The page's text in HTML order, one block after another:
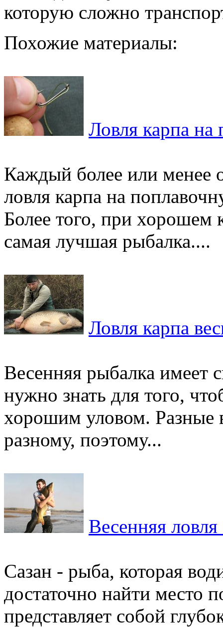
которую сложно
Похожие материалы:
Ловля карпа на
Каждый более или менее
ловля карпа на
Более того, при хорошем
самая лучшая рыбалка....
Ловля карпа
Весенняя рыбалка имеет
нужно знать для того,
хорошим уловом. Разные
разному, поэтому...
Весенняя ловля
Сазан - рыба, которая
достаточно найти место
представляет собой